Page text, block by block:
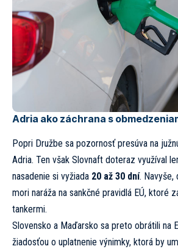
Adria ako záchrana s
Popri Družbe sa pozornosť presúva na
Adria. Ten však Slovnaft doteraz využíval
nasadenie si vyžiada 20 až 30 dní. Navyše,
mori naráža na sankčné pravidlá EÚ, ktoré
tankermi.
Slovensko a Maďarsko sa preto obrátili na
žiadosťou o uplatnenie výnimky, ktorá by